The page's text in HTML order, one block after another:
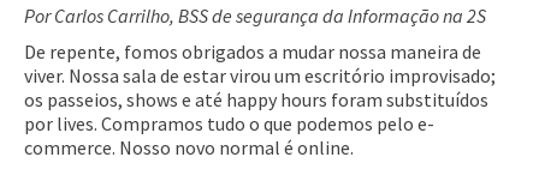
Por Carlos Carrilho, BSS de segurança da Informação na 2S
De repente, fomos obrigados a mudar nossa maneira de
viver. Nossa sala de estar virou um escritório improvisado;
os passeios, shows e até happy hours foram substituídos
por lives. Compramos tudo o que podemos pelo e-
commerce. Nosso novo normal é online.